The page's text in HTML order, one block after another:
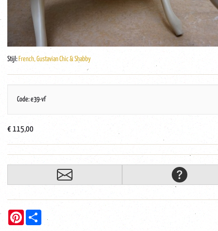
Stijl: French, Gustavian Chic & Shabby
Code: e39-vf
€ 115,00
Pinterest